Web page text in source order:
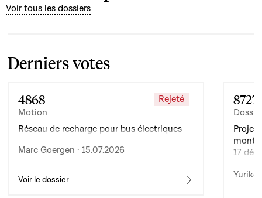
Voir tous les dossiers
Derniers votes
4868
Motion
Rejeté
Réseau de recharge pour bus électriques
Marc Goergen · 15.07.2026
Voir le dossier
8727
Projet
17
Yuriko